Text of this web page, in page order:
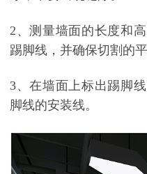
2、测量墙面的长度和
踢脚线，并确保切割的平
3、在墙面上标出踢脚
脚线的安装线。